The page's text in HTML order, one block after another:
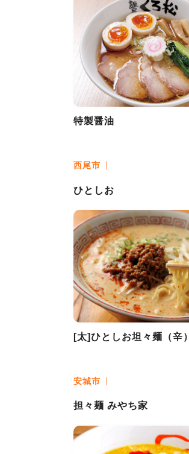
特製醤油
西尾市
ひとしお
[太]ひとしお坦々麺（辛）
安城市
担々麺 みやち家